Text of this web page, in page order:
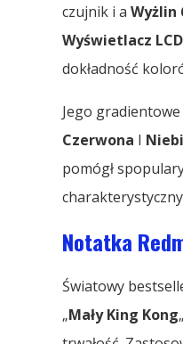
czujnik i a Wyżlin
Wyświetlacz LCD
dokładność
Jego
Czerwona I
pomógł
Notatka
Światowy
„Mały King Kong